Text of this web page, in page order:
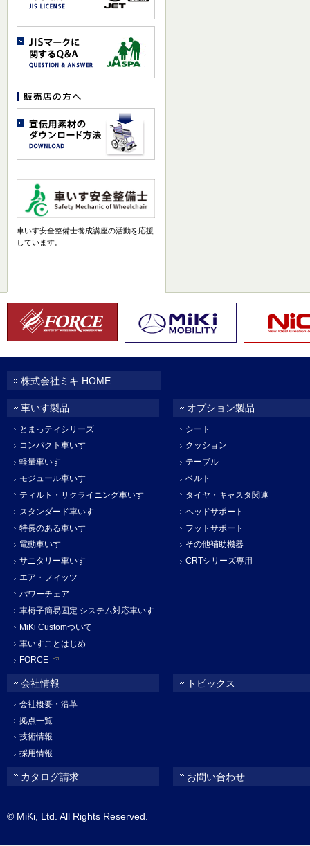
車いす安全整備士養成講座の活動を応援
しています。
株式会社ミキ HOME
車いす製品
とまっティシリーズ
コンパクト車いす
軽量車いす
モジュール車いす
ティルト・リクライニング車いす
スタンダード車いす
特長のある車いす
電動車いす
サニタリー車いす
エア・フィッツ
パワーチェア
車椅子簡易固定 システム対応車いす
MiKi Customついて
車いすことはじめ
FORCE
オプション製品
シート
クッション
テーブル
ベルト
タイヤ・キャスタ関連
ヘッドサポート
フットサポート
その他補助機器
CRTシリーズ専用
会社情報
会社概要・沿革
拠点一覧
技術情報
採用情報
トピックス
カタログ請求 お問い合わせ
© MiKi, Ltd. All Rights Reserved.